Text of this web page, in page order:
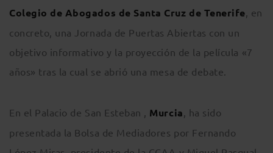
Colegio de Abogados de Santa Cruz de Tenerife, en
concreto, una Jornada de Puertas Abiertas con un
objetivo informativo y la proyección de la película «7
años» tras la cual se abrió una mesa de debate.
En el Palacio de San Esteban , Murcia, ha sido
presentada la Bolsa de Mediadores por Fernando